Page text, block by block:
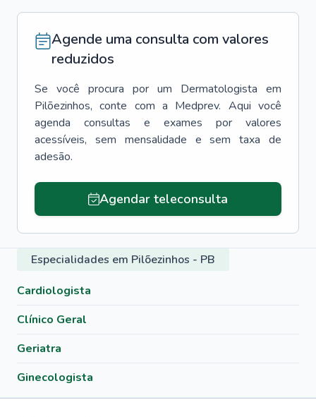
Agende uma consulta com valores
reduzidos
Se você procura por um Dermatologista em
Pilõezinhos, conte com a Medprev. Aqui você
agenda consultas e exames por valores
acessíveis, sem mensalidade e sem taxa de
adesão.
Agendar teleconsulta
Especialidades em Pilõezinhos - PB
Cardiologista
Clínico Geral
Geriatra
Ginecologista